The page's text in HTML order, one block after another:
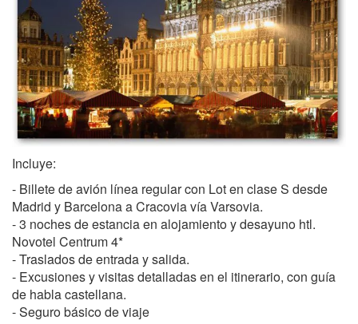
Incluye:
- Billete de avión línea regular con Lot en clase S desde
Madrid y Barcelona a Cracovia vía Varsovia.
- 3 noches de estancia en alojamiento y desayuno htl.
Novotel Centrum 4*
- Traslados de entrada y salida.
- Excusiones y visitas detalladas en el itinerario, con guía
de habla castellana.
- Seguro básico de viaje